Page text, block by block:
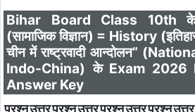
Bihar Board Class 10th
(सामाजिक विज्ञान) = History
चीन में राष्ट्रवादी आन्दोलन”
Indo-China) के Exam 2026
Answer Key
प्रश्नउत्तरप्रश्नउत्तरप्रश्नउत्तरप्रश्नउत्तर